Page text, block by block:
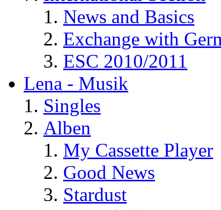
News and Basics
Exchange with
ESC 2010/2011
Lena - Musik
Singles
Alben
My Cassette Player
Good News
Stardust